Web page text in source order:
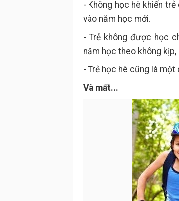
- Không học hè khiến
vào năm học mới.
- Trẻ không được học
năm học theo không kịp,
- Trẻ học hè cũng là một
Và mất...